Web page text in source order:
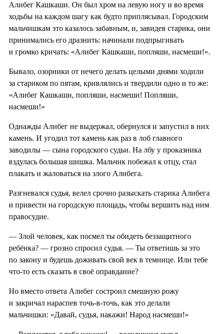
Алибег Кашкаши. Он был хром на левую ногу и во время
ходьбы на каждом шагу как будто приплясывал. Городским
мальчишкам это казалось забавным, и, завидев старика, они
принимались его дразнить: начинали подпрыгивать
и громко кричать: «Алибег Кашкаши, попляши, насмеши!».
Бывало, озорники от нечего делать целыми днями ходили
за стариком по пятам, кривлялись и твердили одно и то же:
«Алибег Кашкаши, попляши, насмеши! Попляши,
насмеши!»
Однажды Алибег не выдержал, обернулся и запустил в них
камень. И угодил тот камень как раз в лоб главного
заводилы — сына городского судьи. На лбу у проказника
вздулась большая шишка. Мальчик побежал к отцу, стал
плакать и жаловаться на злого Алибега.
Разгневался судья, велел срочно разыскать старика Алибега
и привести на городскую площадь, чтобы вершить над ним
правосудие.
— Злой человек, как посмел ты обидеть беззащитного
ребёнка? — грозно спросил судья. — Ты ответишь за это
по закону и будешь доживать свой век в темнице. Или тебе
что-то есть сказать в своё оправдание?
Но вместо ответа Алибег состроил смешную рожу
и закричал нараспев точь-в-точь, как это делали
мальчишки: «Давай, судья, накажи! Народ насмеши!»